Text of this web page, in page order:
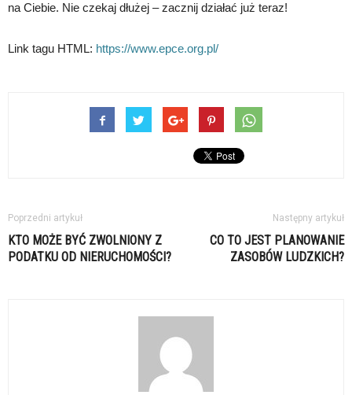
na Ciebie. Nie czekaj dłużej – zacznij działać już teraz!
Link tagu HTML: https://www.epce.org.pl/
Poprzedni artykuł
KTO MOŻE BYĆ ZWOLNIONY Z
PODATKU OD NIERUCHOMOŚCI?
Następny artykuł
CO TO JEST PLANOWANIE
ZASOBÓW LUDZKICH?